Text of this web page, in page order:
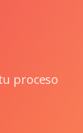
proceso